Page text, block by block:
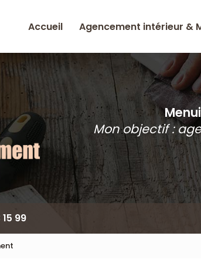
Accueil
Agencement intérieur &
Mon objectif :
99